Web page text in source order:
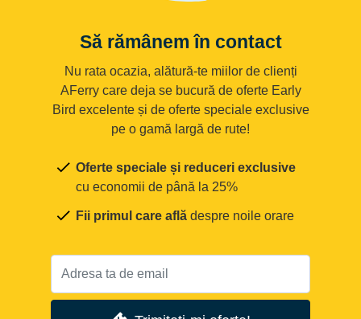
Să rămânem în contact
Nu rata ocazia, alătură-te miilor de clienți
AFerry care deja se bucură de oferte Early
Bird excelente și de oferte speciale exclusive
pe o gamă largă de rute!
Oferte speciale și reduceri exclusive
cu economii de până la 25%
Fii primul care află despre noile orare